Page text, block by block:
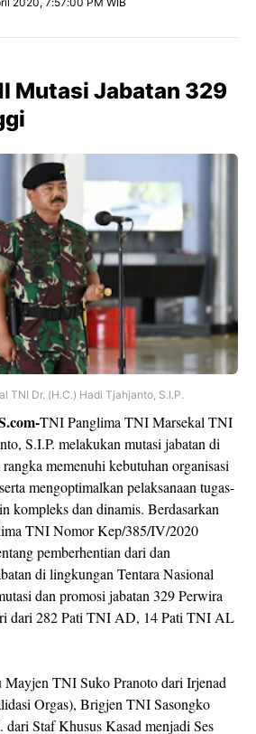
Mutasi Jabatan 329
TNI Dr. (H.C.) Hadi Tjahjanto, S.I.P.
TNI Panglima TNI Marsekal TNI
S.I.P. melakukan mutasi jabatan di
memenuhi kebutuhan organisasi
mengoptimalkan pelaksanaan tugas-
kompleks dan dinamis. Berdasarkan
TNI Nomor Kep/385/IV/2020
pemberhentian dari dan
di lingkungan Tentara Nasional
dan promosi jabatan 329 Perwira
dari 282 Pati TNI AD, 14 Pati TNI AL
TNI Suko Pranoto dari Irjenad
Orgas), Brigjen TNI Sasongko
Staf Khusus Kasad menjadi Ses